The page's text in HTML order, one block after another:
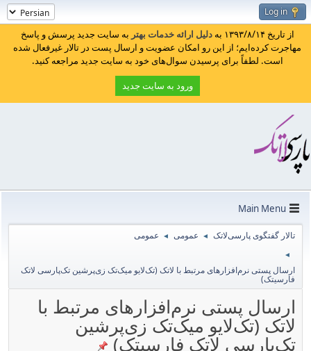
Log in
از تاریخ ۱۳۹۳/۸/۱۴ به دلیل ارائه خدمات بهتر به سایت جدید پرسش و پاسخ
مهاجرت کرده‌ایم؛ از این رو امکان عضویت و ارسال پست در تالار غیرفعال شده
است. لطفاً برای پرسیدن سوال‌های خود به سایت جدید مراجعه کنید.
ورود به سایت جدید
Main Menu
تالار گفتگوی پارسی‌لاتک ◄ عمومی ◄ عمومی
◄
ارسال پستی نرم‌افزارهای مرتبط با لاتک (تک‌لایو میک‌تک زی‌پرشین تک‌پارسی لاتک
فارسیتک)
ارسال پستی نرم‌افزارهای مرتبط با
لاتک (تک‌لایو میک‌تک زی‌پرشین
تک‌پارسی لاتک فارسیتک)